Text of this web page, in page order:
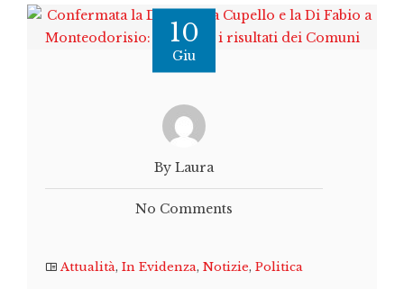
10
Giu
By Laura
No Comments
Attualità, In Evidenza, Notizie, Politica